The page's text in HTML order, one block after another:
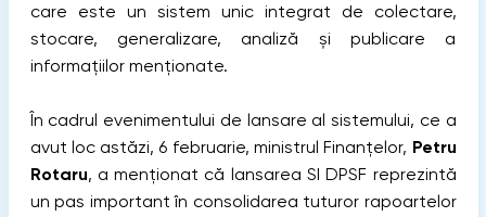
care este un sistem unic integrat de colectare,
stocare, generalizare, analiză și publicare a
informațiilor menționate.
În cadrul evenimentului de lansare al sistemului, ce a
avut loc astăzi, 6 februarie, ministrul Finanțelor, Petru
Rotaru, a menționat că lansarea SI DPSF reprezintă
un pas important în consolidarea tuturor rapoartelor